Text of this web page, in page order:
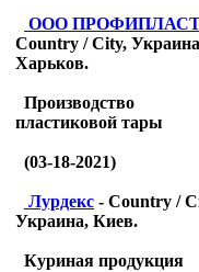
ООО
Country / City,
Харьков.
Производство
пластиковой тары
(03-18-2021)
Лурдекс - Country /
Украина, Киев.
Куриная продукция